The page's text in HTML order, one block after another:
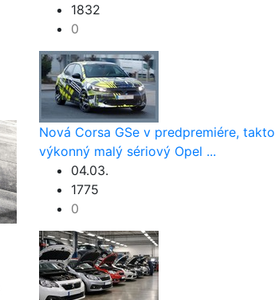
1832
0
Nová Corsa GSe v predpremiére, takto
výkonný malý sériový Opel ...
04.03.
1775
0